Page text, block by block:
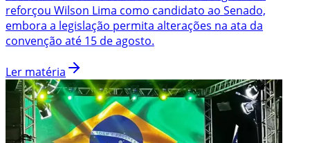
reforçou Wilson Lima como candidato ao Senado,
embora a legislação permita alterações na ata da
convenção até 15 de agosto.
Ler matéria